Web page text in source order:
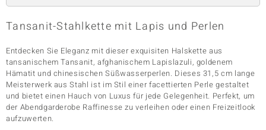
Classics
Tansanit-Stahlkette mit Lapis und Perlen
Entdecken Sie Eleganz mit dieser exquisiten Halskette aus
tansanischem Tansanit, afghanischem Lapislazuli, goldenem
Hämatit und chinesischen Süßwasserperlen. Dieses 31,5 cm lange
Meisterwerk aus Stahl ist im Stil einer facettierten Perle gestaltet
und bietet einen Hauch von Luxus für jede Gelegenheit. Perfekt, um
der Abendgarderobe Raffinesse zu verleihen oder einen Freizeitlook
aufzuwerten.